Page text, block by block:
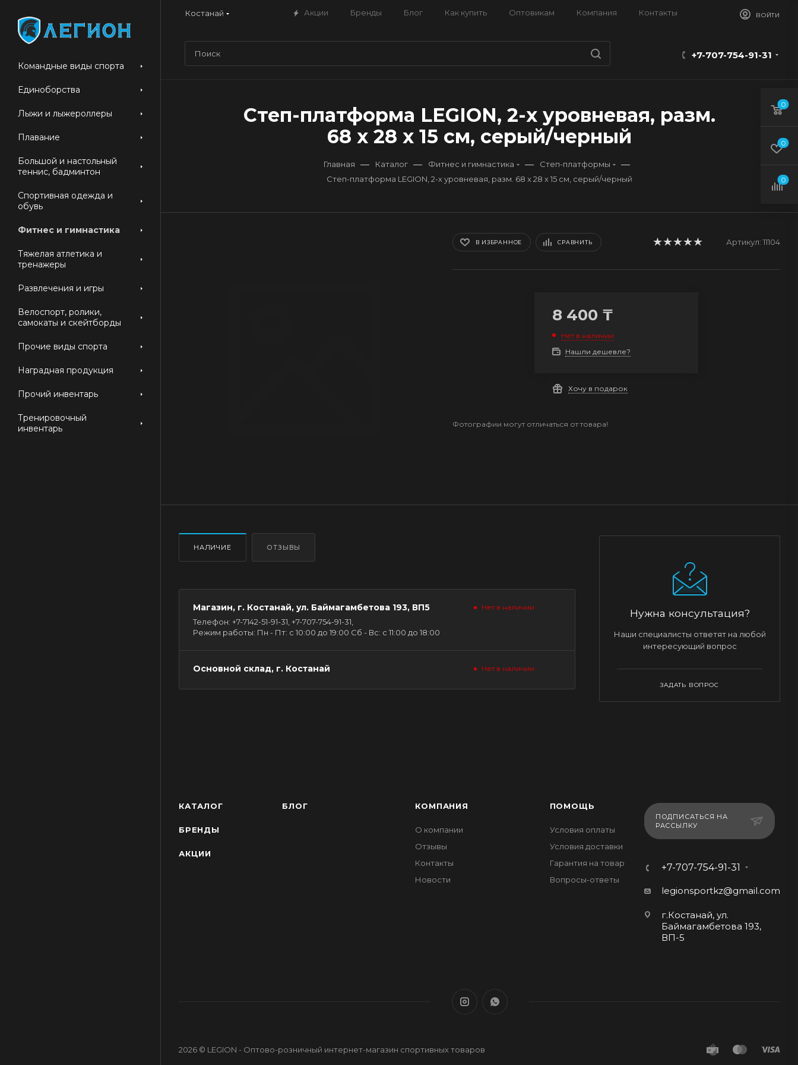
Костанай Акции Бренды Блог Как купить Оптовикам Компания Контакты ВОЙТИ
+7-707-754-91-31
Командные виды спорта
Единоборства
Лыжи и лыжероллеры
Плавание
Большой и настольный
теннис, бадминтон
Спортивная одежда и
обувь
Фитнес и гимнастика
Тяжелая атлетика и
тренажеры
Развлечения и игры
Велоспорт, ролики,
самокаты и скейтборды
Прочие виды спорта
Наградная продукция
Прочий инвентарь
Тренировочный
инвентарь
Степ-платформа LEGION, 2-х уровневая, разм.
68 x 28 x 15 см, серый/черный
Главная — Каталог — Фитнес и гимнастика — Степ-платформы —
Степ-платформа LEGION, 2-х уровневая, разм. 68 x 28 x 15 см, серый/черный
В ИЗБРАННОЕ СРАВНИТЬ Артикул: 11104
8 400 ₸
Нет в наличии
Нашли дешевле?
Хочу в подарок
Фотографии могут отличаться от товара!
НАЛИЧИЕ ОТЗЫВЫ
Магазин, г. Костанай, ул. Баймагамбетова 193, ВП5
Телефон: +7-7142-51-91-31, +7-707-754-91-31,
Режим работы: Пн - Пт: с 10:00 до 19:00 Сб - Вс: с 11:00 до 18:00
Нет в наличии
Основной склад, г. Костанай Нет в наличии
Нужна консультация?
Наши специалисты ответят на любой
интересующий вопрос
ЗАДАТЬ ВОПРОС
КАТАЛОГ
БРЕНДЫ
АКЦИИ
БЛОГ КОМПАНИЯ
О компании
Отзывы
Контакты
Новости
ПОМОЩЬ
Условия оплаты
Условия доставки
Гарантия на товар
Вопросы-ответы
ПОДПИСАТЬСЯ НА
РАССЫЛКУ
+7-707-754-91-31
legionsportkz@gmail.com
г.Костанай, ул.
Баймагамбетова 193,
ВП-5
2026 © LEGION - Оптово-розничный интернет-магазин спортивных товаров
0
0
0